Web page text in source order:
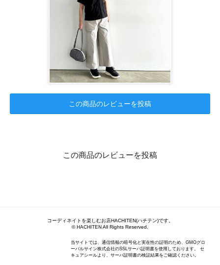
この商品のレビューを投稿
この商品のレビューを投稿
コーディネイトを楽しむお店HACHITEN(ハチテン)です。
© HACHITEN All Rights Reserved.
当サイトでは、通信情報の暗号化と実在性の証明のため、GMOグロ
ーバルサイン株式会社のSSLサーバ証明書を使用しております。 セ
キュアシールより、サーバ証明書の検証結果をご確認ください。